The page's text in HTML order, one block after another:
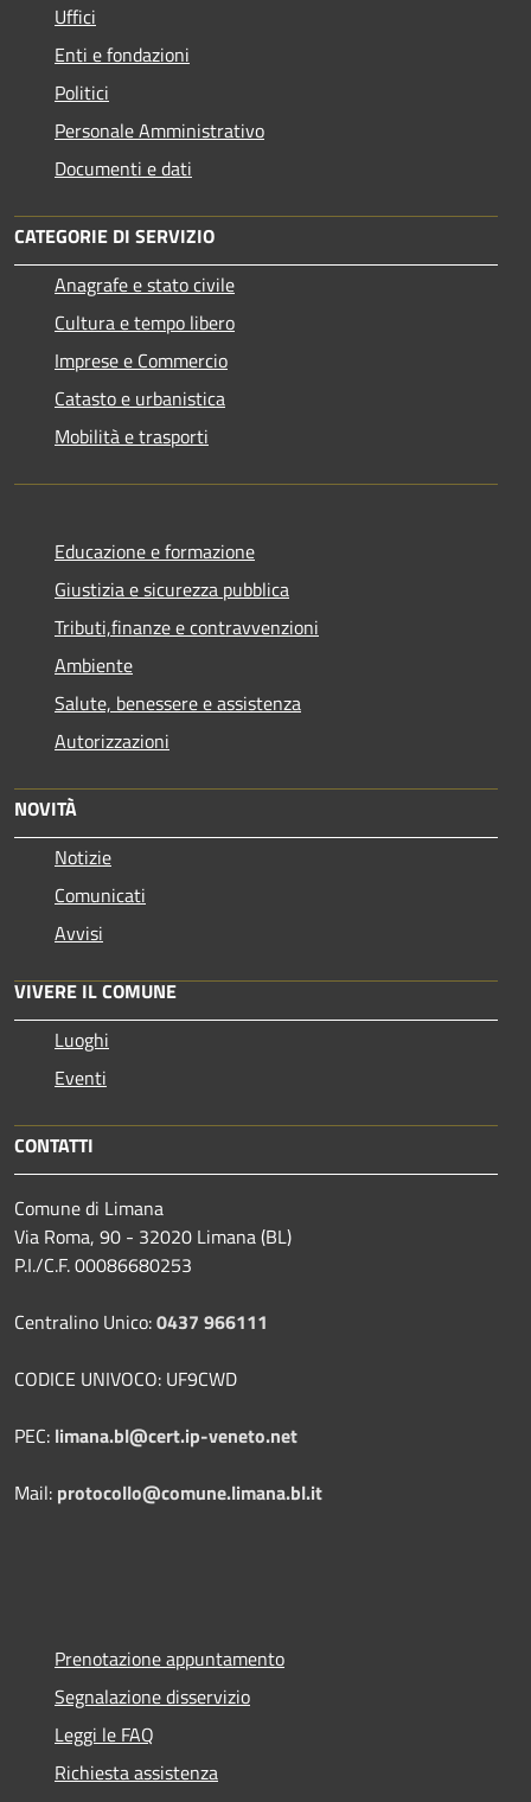
Uffici
Enti e fondazioni
Politici
Personale Amministrativo
Documenti e dati
CATEGORIE DI SERVIZIO
Anagrafe e stato civile
Cultura e tempo libero
Imprese e Commercio
Catasto e urbanistica
Mobilità e trasporti
Educazione e formazione
Giustizia e sicurezza pubblica
Tributi,finanze e contravvenzioni
Ambiente
Salute, benessere e assistenza
Autorizzazioni
NOVITÀ
Notizie
Comunicati
Avvisi
VIVERE IL COMUNE
Luoghi
Eventi
CONTATTI
Comune di Limana
Via Roma, 90 - 32020 Limana (BL)
P.I./C.F. 00086680253
Centralino Unico:0437 966111
CODICE UNIVOCO: UF9CWD
PEC: limana.bl@cert.ip-veneto.net
Mail: protocollo@comune.limana.bl.it
Prenotazione appuntamento
Segnalazione disservizio
Leggi le FAQ
Richiesta assistenza